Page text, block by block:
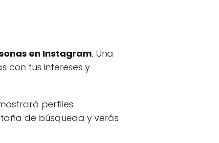
en Instagram. Una
con tus intereses y
perfiles
de búsqueda y verás